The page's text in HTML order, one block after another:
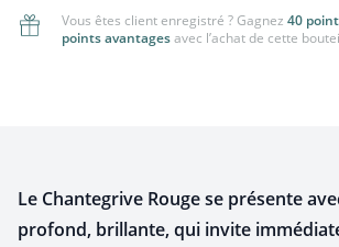
Vous êtes client enregistré ? Gagnez 40
points avantagesavec l’achat de cette
Le Chantegrive Rouge se présente
profond, brillante, qui invite